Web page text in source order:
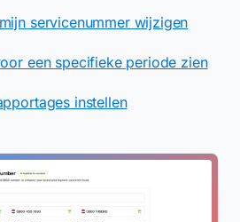
servicenummer wijzigen
een specifieke periode zien
instellen